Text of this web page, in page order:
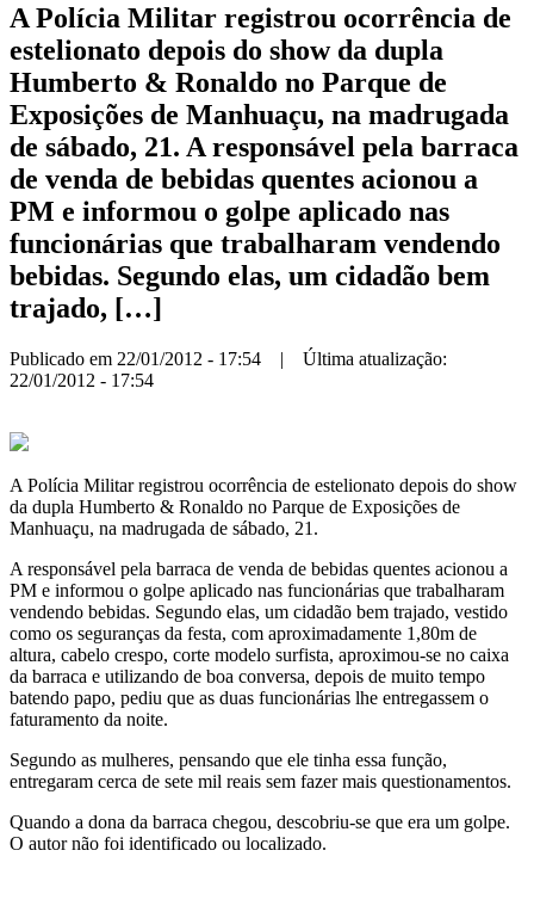
A Polícia Militar registrou ocorrência de
estelionato depois do show da dupla
Humberto & Ronaldo no Parque de
Exposições de Manhuaçu, na madrugada
de sábado, 21. A responsável pela barraca
de venda de bebidas quentes acionou a
PM e informou o golpe aplicado nas
funcionárias que trabalharam vendendo
bebidas. Segundo elas, um cidadão bem
trajado, […]
Publicado em 22/01/2012 - 17:54 | Última atualização:
22/01/2012 - 17:54
A Polícia Militar registrou ocorrência de estelionato depois do show
da dupla Humberto & Ronaldo no Parque de Exposições de
Manhuaçu, na madrugada de sábado, 21.
A responsável pela barraca de venda de bebidas quentes acionou a
PM e informou o golpe aplicado nas funcionárias que trabalharam
vendendo bebidas. Segundo elas, um cidadão bem trajado, vestido
como os seguranças da festa, com aproximadamente 1,80m de
altura, cabelo crespo, corte modelo surfista, aproximou-se no caixa
da barraca e utilizando de boa conversa, depois de muito tempo
batendo papo, pediu que as duas funcionárias lhe entregassem o
faturamento da noite.
Segundo as mulheres, pensando que ele tinha essa função,
entregaram cerca de sete mil reais sem fazer mais questionamentos.
Quando a dona da barraca chegou, descobriu-se que era um golpe.
O autor não foi identificado ou localizado.